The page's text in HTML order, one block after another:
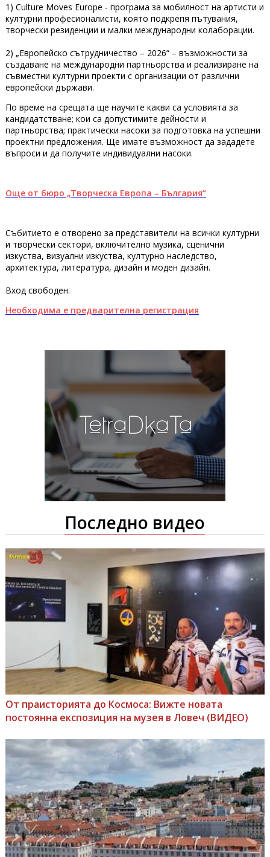
1) Culture Moves Europe - програма за мобилност на артисти и
културни професионалисти, която подкрепя пътувания,
творчески резиденции и малки международни колаборации.
2) „Европейско сътрудничество – 2026“ – възможности за
създаване на международни партньорства и реализиране на
съвместни културни проекти с организации от различни
европейски държави.
По време на срещата ще научите какви са условията за
кандидатстване; кои са допустимите дейности и
партньорства; практически насоки за подготовка на успешни
проектни предложения. Ще имате възможност да зададете
въпроси и да получите индивидуални насоки.
Още от бюро „Творческа Европа – България“
Събитието е отворено за представители на всички културни
и творчески сектори, включително музика, сценични
изкуства, визуални изкуства, културно наследство,
архитектура, литература, дизайн и моден дизайн.
Вход свободен.
Необходима е предварителна регистрация
Последно видео
От праисторията до Космоса: Вижте новата
постоянна експозиция на музея в Ловеч (ВИДЕО)